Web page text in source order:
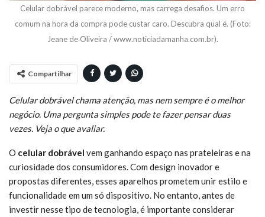
Celular dobrável parece moderno, mas carrega desafios. Um erro
comum na hora da compra pode custar caro. Descubra qual é. (Foto:
Jeane de Oliveira / www.noticiadamanha.com.br).
Compartilhar
Celular dobrável chama atenção, mas nem sempre é o melhor
negócio. Uma pergunta simples pode te fazer pensar duas
vezes. Veja o que avaliar.
O celular dobrável vem ganhando espaço nas prateleiras e na
curiosidade dos consumidores. Com design inovador e
propostas diferentes, esses aparelhos prometem unir estilo e
funcionalidade em um só dispositivo. No entanto, antes de
investir nesse tipo de tecnologia, é importante considerar